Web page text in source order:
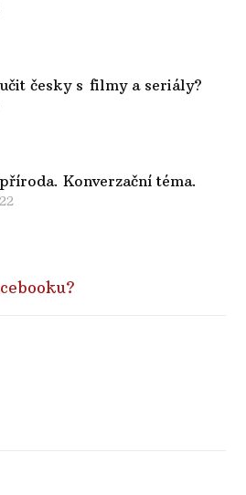
česky s filmy a seriály?
Konverzační téma.